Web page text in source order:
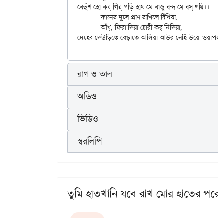
বেহুঁশ হো কর্‌ গির্‌ পড়ি হাথ মে বাজু বন্দ মে বস্‌ গয়ি।।
	কানের দুলে প্রাণ রাখিলে বিঁধিয়া,
	আঁখ্‌, ফিরা দিয়া চোরী কর্‌ নিদিয়া,
রাগ ও তাল
অডিও
ভিডিও
স্বরলিপি
তুমি হাতখানি যবে রাখ মোর হাতের